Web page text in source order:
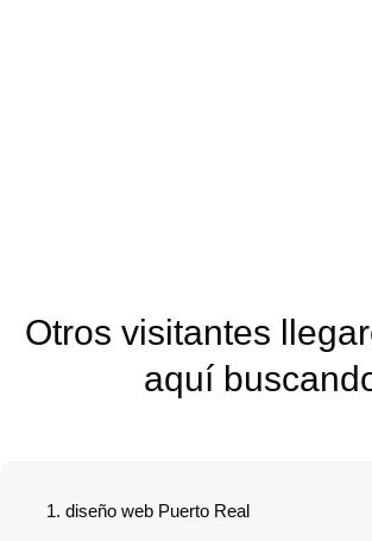
Otros visitantes
aquí
diseño web Puerto Real